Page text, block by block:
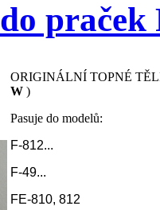
ORIGINÁLNÍ TOPNÉ
W )
Pasuje do modelů:
F-812...
F-49...
FE-810, 812